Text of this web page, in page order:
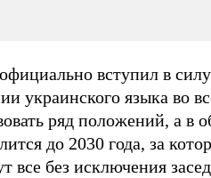
вступил в
украинского языка во
ряд положений, а в
до 2030 года, за
все без исключения